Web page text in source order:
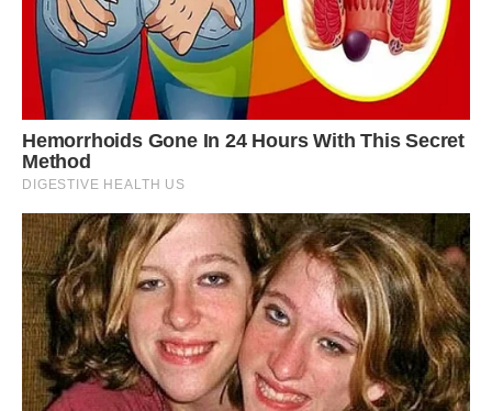
старі люди, вони звикли до свого. Могла просто кивнути,
сказати, що наступного разу звариш борщ, і все б
затихло.